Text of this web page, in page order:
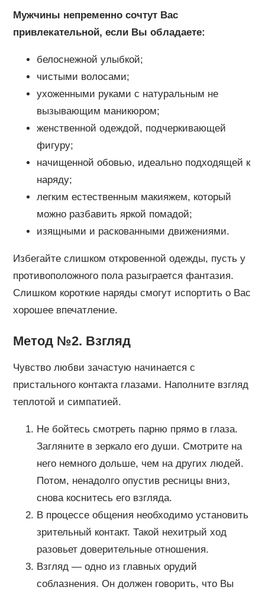
Мужчины непременно сочтут Вас
привлекательной, если Вы обладаете:
белоснежной улыбкой;
чистыми волосами;
ухоженными руками с натуральным не
вызывающим маникюром;
женственной одеждой, подчеркивающей
фигуру;
начищенной обовью, идеально подходящей к
наряду;
легким естественным макияжем, который
можно разбавить яркой помадой;
изящными и раскованными движениями.
Избегайте слишком откровенной одежды, пусть у
противоположного пола разыграется фантазия.
Слишком короткие наряды смогут испортить о Вас
хорошее впечатление.
Метод №2. Взгляд
Чувство любви зачастую начинается с
пристального контакта глазами. Наполните взгляд
теплотой и симпатией.
Не бойтесь смотреть парню прямо в глаза.
Загляните в зеркало его души. Смотрите на
него немного дольше, чем на других людей.
Потом, ненадолго опустив ресницы вниз,
снова коснитесь его взгляда.
В процессе общения необходимо установить
зрительный контакт. Такой нехитрый ход
разовьет доверительные отношения.
Взгляд — одно из главных орудий
соблазнения. Он должен говорить, что Вы